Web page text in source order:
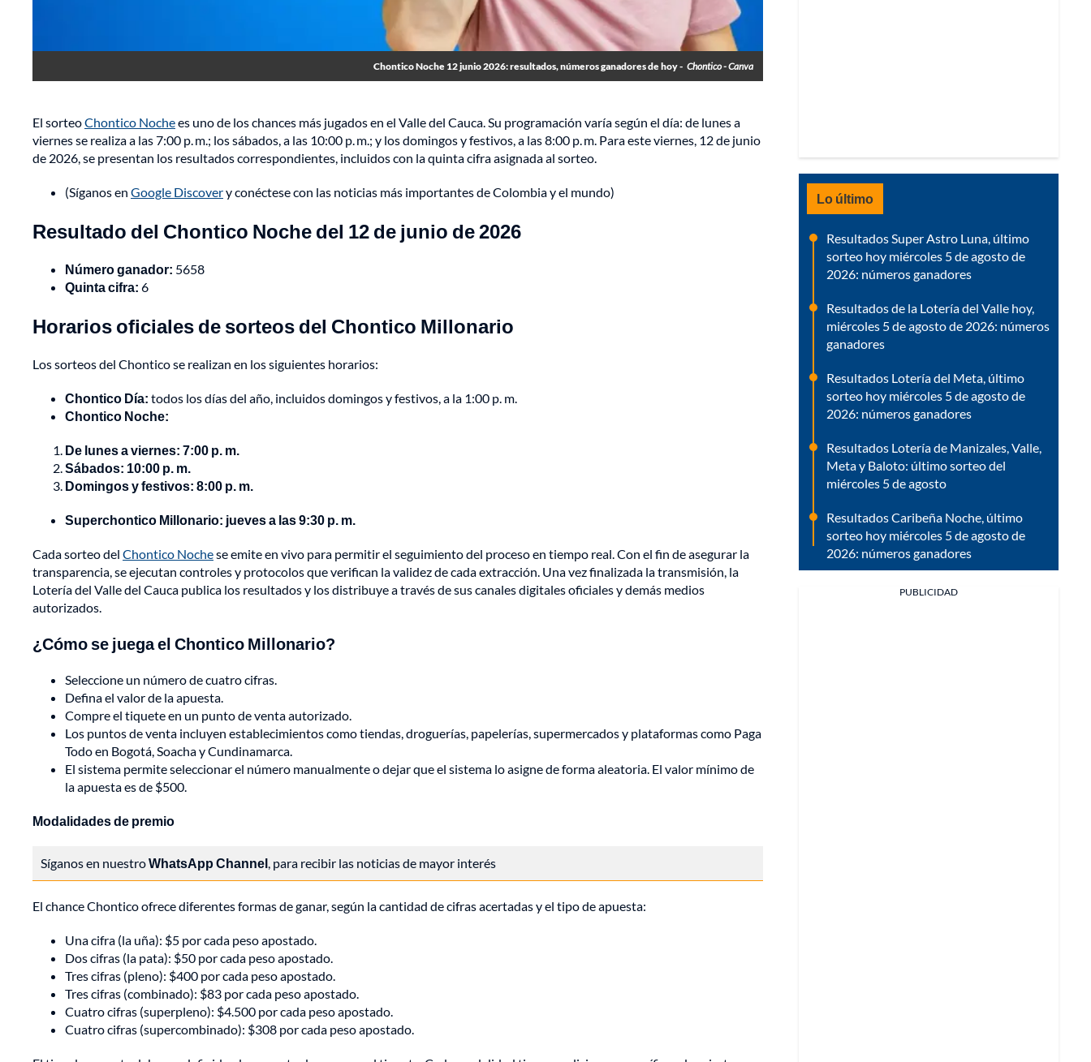
Chontico Noche 12 junio 2026: resultados, números ganadores de hoy - Chontico - Canva
El sorteoChontico Nochees uno de los chances más jugados en el Valle del Cauca. Su programación varía según el día: de lunes a
viernes se realiza a las 7:00 p. m.; los sábados, a las 10:00 p. m.; y los domingos y festivos, a las 8:00 p. m. Para este viernes, 12 de junio
de 2026, se presentan los resultados correspondientes, incluidos con la quinta cifra asignada al sorteo.
(Síganos en Google Discovery conéctese con las noticias más importantes de Colombia y el mundo)
Resultado del Chontico Noche del 12 de junio de 2026
Número ganador: 5658
Quinta cifra: 6
Horarios oficiales de sorteos del Chontico Millonario
Los sorteos del Chontico se realizan en los siguientes horarios:
Chontico Día: todos los días del año, incluidos domingos y festivos, a la 1:00 p. m.
Chontico Noche:
De lunes a viernes: 7:00 p. m.
Sábados: 10:00 p. m.
Domingos y festivos: 8:00 p. m.
Superchontico Millonario: jueves a las 9:30 p. m.
Cada sorteo del Chontico Nochese emite en vivo para permitir el seguimiento del proceso en tiempo real. Con el fin de asegurar la
transparencia, se ejecutan controles y protocolos que verifican la validez de cada extracción. Una vez finalizada la transmisión, la
Lotería del Valle del Cauca publica los resultados y los distribuye a través de sus canales digitales oficiales y demás medios
autorizados.
¿Cómo se juega el Chontico Millonario?
Seleccione un número de cuatro cifras.
Defina el valor de la apuesta.
Compre el tiquete en un punto de venta autorizado.
Los puntos de venta incluyen establecimientos como tiendas, droguerías, papelerías, supermercados y plataformas como Paga
Todo en Bogotá, Soacha y Cundinamarca.
El sistema permite seleccionar el número manualmente o dejar que el sistema lo asigne de forma aleatoria. El valor mínimo de
la apuesta es de $500.
Modalidades de premio
Síganos en nuestroWhatsApp Channel, para recibir las noticias de mayor interés
El chance Chontico ofrece diferentes formas de ganar, según la cantidad de cifras acertadas y el tipo de apuesta:
Una cifra (la uña): $5 por cada peso apostado.
Dos cifras (la pata): $50 por cada peso apostado.
Tres cifras (pleno): $400 por cada peso apostado.
Tres cifras (combinado): $83 por cada peso apostado.
Cuatro cifras (superpleno): $4.500 por cada peso apostado.
Cuatro cifras (supercombinado): $308 por cada peso apostado.
Lo último
Resultados Super Astro Luna, último
sorteo hoy miércoles 5 de agosto de
2026: números ganadores
Resultados de la Lotería del Valle hoy,
miércoles 5 de agosto de 2026: números
ganadores
Resultados Lotería del Meta, último
sorteo hoy miércoles 5 de agosto de
2026: números ganadores
Resultados Lotería de Manizales, Valle,
Meta y Baloto: último sorteo del
miércoles 5 de agosto
Resultados Caribeña Noche, último
sorteo hoy miércoles 5 de agosto de
2026: números ganadores
PUBLICIDAD